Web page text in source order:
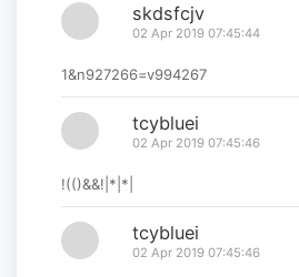
skdsfcjv
02 Apr 2019 07:45:44
1&n927266=v994267
tcybluei
02 Apr 2019 07:45:46
!(()&&!|*|*|
tcybluei
02 Apr 2019 07:45:46